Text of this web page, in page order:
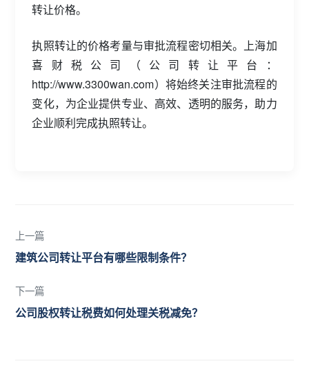
转让价格。
执照转让的价格考量与审批流程密切相关。上海加
喜财税公司（公司转让平台：
http://www.3300wan.com）将始终关注审批流程的
变化，为企业提供专业、高效、透明的服务，助力
企业顺利完成执照转让。
上一篇
建筑公司转让平台有哪些限制条件？
下一篇
公司股权转让税费如何处理关税减免？